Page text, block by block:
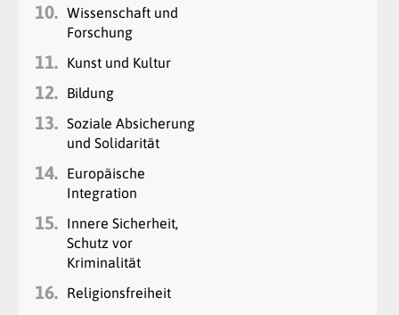
10. Wissenschaft und
Forschung
11. Kunst und Kultur
12. Bildung
13. Soziale Absicherung
und Solidarität
14.
Europäische
Integration
15.
Innere Sicherheit,
Schutz vor
Kriminalität
16. Religionsfreiheit